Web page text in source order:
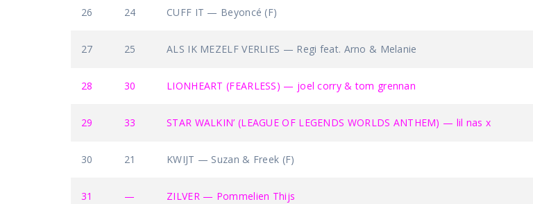
26 24 CUFF IT — Beyoncé (F)
27 25 ALS IK MEZELF VERLIES — Regi feat. Arno & Melanie
28 30 LIONHEART (FEARLESS) — joel corry & tom grennan
29 33 STAR WALKIN’ (LEAGUE OF LEGENDS WORLDS ANTHEM) — lil nas x
30 21 KWIJT — Suzan & Freek (F)
31 — ZILVER — Pommelien Thijs